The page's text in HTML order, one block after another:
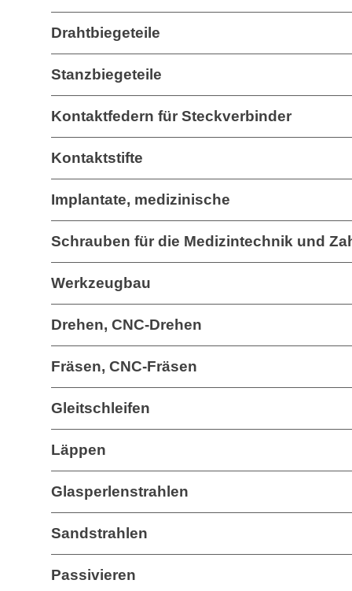
Drahtbiegeteile
Stanzbiegeteile
Kontaktfedern für Steckverbinder
Kontaktstifte
Implantate, medizinische
Schrauben für die Medizintechnik und
Werkzeugbau
Drehen, CNC-Drehen
Fräsen, CNC-Fräsen
Gleitschleifen
Läppen
Glasperlenstrahlen
Sandstrahlen
Passivieren